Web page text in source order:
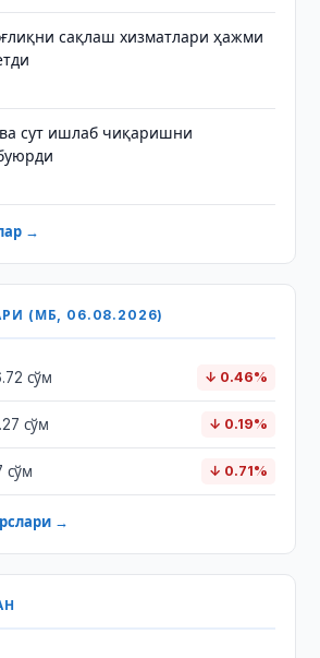
сақлаш хизматлари ҳажми
сут ишлаб чиқаришни
→
(МБ, 06.08.2026)
сўм ↓ 0.46%
сўм ↓ 0.19%
сўм ↓ 0.71%
→